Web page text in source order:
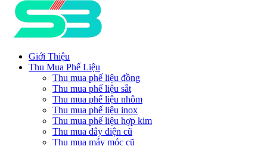
Giới Thiệu
Thu Mua Phế Liệu
Thu mua phế liệu đồng
Thu mua phế liệu sắt
Thu mua phế liệu nhôm
Thu mua phế liệu inox
Thu mua phế liệu hợp kim
Thu mua dây điện cũ
Thu mua máy móc cũ